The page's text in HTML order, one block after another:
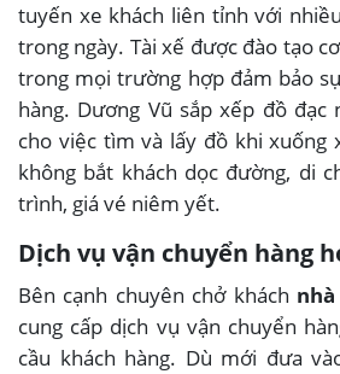
tuyến xe khách liên tỉnh với
trong ngày. Tài xế được đào tạo
trong mọi trường hợp đảm bảo
hàng. Dương Vũ sắp xếp đồ đạc
cho việc tìm và lấy đồ khi xuống
không bắt khách dọc đường, di
trình, giá vé niêm yết.
Dịch vụ vận chuyển hàng
Bên cạnh chuyên chở khách
cung cấp dịch vụ vận chuyển
cầu khách hàng. Dù mới đưa